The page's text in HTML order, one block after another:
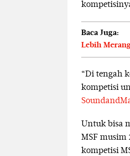
Baca Juga:
Lebih
“Di tengah
kompetisi
Untuk bisa
MSF musim
kompetisi